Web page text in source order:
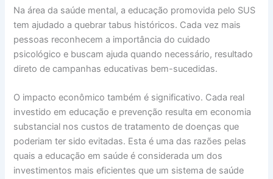
Na área da saúde mental, a educação promovida pelo SUS
tem ajudado a quebrar tabus históricos. Cada vez mais
pessoas reconhecem a importância do cuidado
psicológico e buscam ajuda quando necessário, resultado
direto de campanhas educativas bem-sucedidas.
O impacto econômico também é significativo. Cada real
investido em educação e prevenção resulta em economia
substancial nos custos de tratamento de doenças que
poderiam ter sido evitadas. Esta é uma das razões pelas
quais a educação em saúde é considerada um dos
investimentos mais eficientes que um sistema de saúde